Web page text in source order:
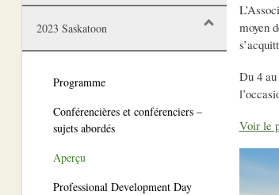
2023 Saskatoon
Programme
Conférencières et conférenciers –
sujets abordés
Aperçu
Professional Development Day
moyen
Du 4
Voir le